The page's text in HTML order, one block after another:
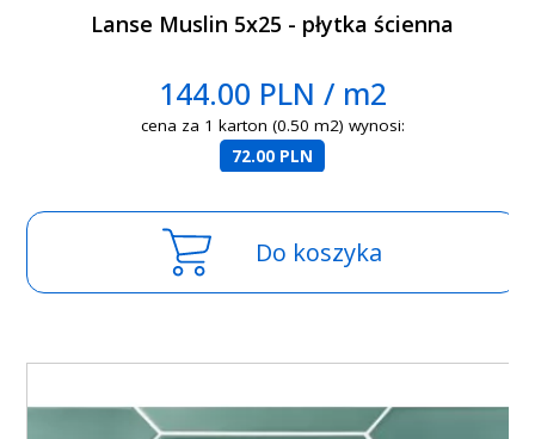
Lanse Muslin 5x25 - płytka ścienna
144.00 PLN / m2
cena za 1 karton (0.50 m2) wynosi:
72.00 PLN
Do koszyka